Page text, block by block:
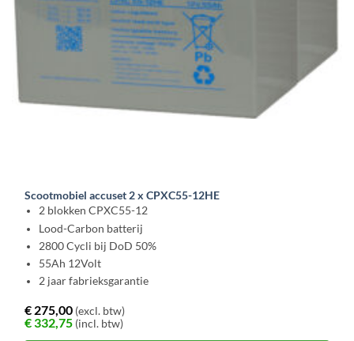
Scootmobiel accuset 2 x CPXC55-12HE
2 blokken CPXC55-12
Lood-Carbon batterij
2800 Cycli bij DoD 50%
55Ah 12Volt
2 jaar fabrieksgarantie
€ 275,00 (excl. btw)
€332,75 (incl. btw)